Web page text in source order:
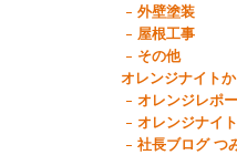
外壁塗装
屋根工事
その他
オレンジナイト
オレンジレポ
オレンジナイ
社長ブログ つ